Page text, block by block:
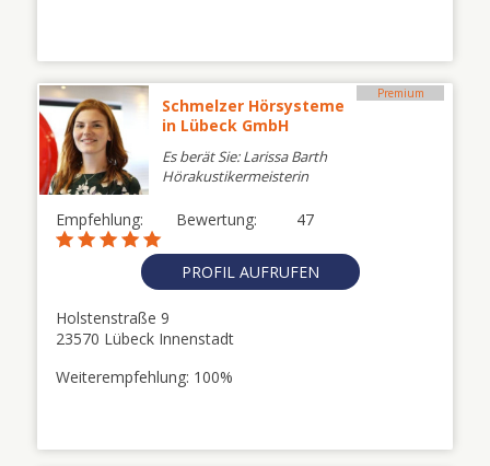
Premium
Schmelzer Hörsysteme
in Lübeck GmbH
Es berät Sie: Larissa Barth
Hörakustikermeisterin
Empfehlung: 47
Bewertung:
PROFIL AUFRUFEN
Holstenstraße 9
23570 Lübeck Innenstadt
Weiterempfehlung: 100%